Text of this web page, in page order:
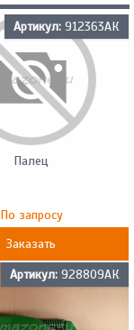
Артикул: 912363АК
Палец
По запросу
Заказать
Артикул: 928809АК